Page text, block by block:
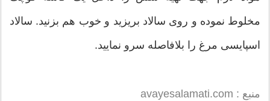
مخلوط نموده و روی سالاد بریزید و خوب هم بزنید. سالاد
اسپایسی مرغ را بلافاصله سرو نمایید.
منبع : avayesalamati.com